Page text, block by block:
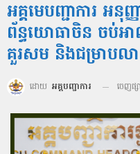
អគ្គមេបញ្ជាការ អ
ព័ន្ធយោធាចិន ចប់អ
គួរសម និងជម្រាបលា
ដោយ អគ្គបញ្ជាការ ចេញផ្